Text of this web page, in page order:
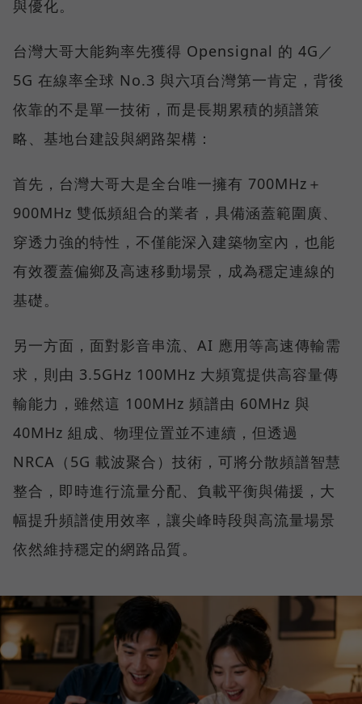
與優化。
台灣大哥大能夠率先獲得 Opensignal 的 4G／
5G 在線率全球 No.3 與六項台灣第一肯定，背後
依靠的不是單一技術，而是長期累積的頻譜策
略、基地台建設與網路架構：
首先，台灣大哥大是全台唯一擁有 700MHz＋
900MHz 雙低頻組合的業者，具備涵蓋範圍廣、
穿透力強的特性，不僅能深入建築物室內，也能
有效覆蓋偏鄉及高速移動場景，成為穩定連線的
基礎。
另一方面，面對影音串流、AI 應用等高速傳輸需
求，則由 3.5GHz 100MHz 大頻寬提供高容量傳
輸能力，雖然這 100MHz 頻譜由 60MHz 與
40MHz 組成、物理位置並不連續，但透過
NRCA（5G 載波聚合）技術，可將分散頻譜智慧
整合，即時進行流量分配、負載平衡與備援，大
幅提升頻譜使用效率，讓尖峰時段與高流量場景
依然維持穩定的網路品質。